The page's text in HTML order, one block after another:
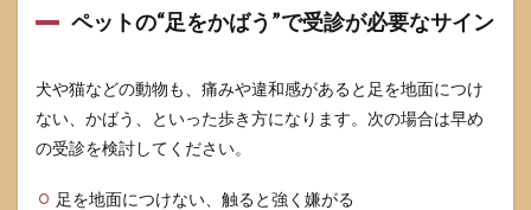
ペットの“足をかばう”で受診が必要なサイン
犬や猫などの動物も、痛みや違和感があると足を地面につけ
ない、かばう、といった歩き方になります。次の場合は早め
の受診を検討してください。
足を地面につけない、触ると強く嫌がる